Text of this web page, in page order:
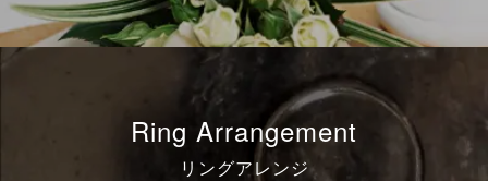
Ring Arrangement
リングアレンジ